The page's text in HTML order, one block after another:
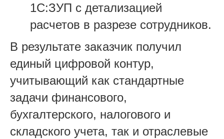
1С:ЗУП с детализацией
расчетов в разрезе сотрудников.
В результате заказчик получил
единый цифровой контур,
учитывающий как стандартные
задачи финансового,
бухгалтерского, налогового и
складского учета, так и отраслевые